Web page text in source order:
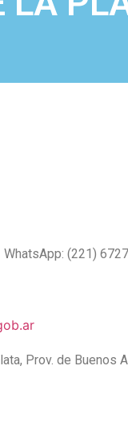
(221)
Prov. de Buenos